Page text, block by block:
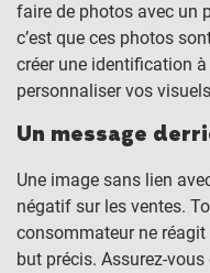
faire de photos avec un
c’est que ces photos
créer une identification
personnaliser vos
Un message
Une image sans lien
négatif sur les ventes.
consommateur ne
but précis. Assurez-